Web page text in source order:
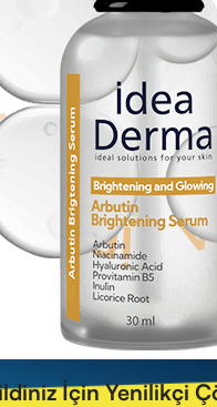
İçin Yenilikçi